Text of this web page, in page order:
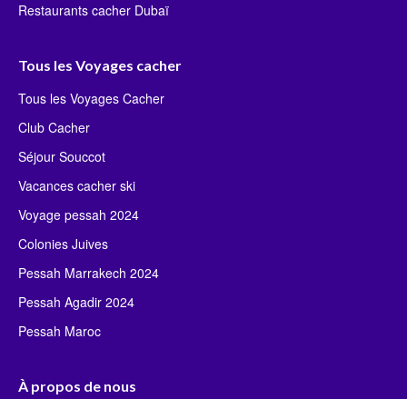
Restaurants cacher Dubaï
Tous les Voyages cacher
Tous les Voyages Cacher
Club Cacher
Séjour Souccot
Vacances cacher ski
Voyage pessah 2024
Colonies Juives
Pessah Marrakech 2024
Pessah Agadir 2024
Pessah Maroc
À propos de nous